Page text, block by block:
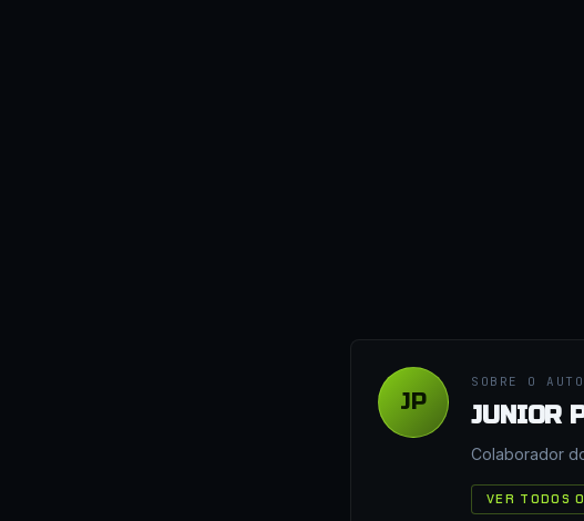
JP
SOBRE O
JUNIOR
Colaborador
VER TODOS